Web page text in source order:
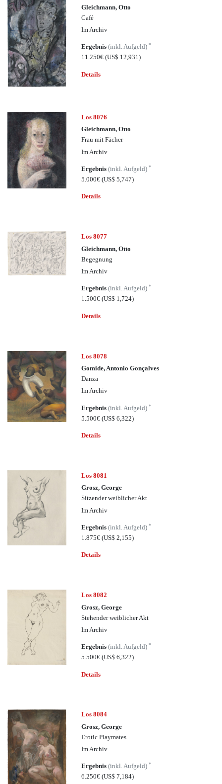
Gleichmann, Otto
Café
Im Archiv
Ergebnis(inkl. Aufgeld)*
11.250€(US$ 12,931)
Details
Los 8076
Gleichmann, Otto
Frau mit Fächer
Im Archiv
Ergebnis(inkl. Aufgeld)*
5.000€(US$ 5,747)
Details
Los 8077
Gleichmann, Otto
Begegnung
Im Archiv
Ergebnis(inkl. Aufgeld)*
1.500€(US$ 1,724)
Details
Los 8078
Gomide, Antonio Gonçalves
Danza
Im Archiv
Ergebnis(inkl. Aufgeld)*
5.500€(US$ 6,322)
Details
Los 8081
Grosz, George
Sitzender weiblicher Akt
Im Archiv
Ergebnis(inkl. Aufgeld)*
1.875€(US$ 2,155)
Details
Los 8082
Grosz, George
Stehender weiblicher Akt
Im Archiv
Ergebnis(inkl. Aufgeld)*
5.500€(US$ 6,322)
Details
Los 8084
Grosz, George
Erotic Playmates
Im Archiv
Ergebnis(inkl. Aufgeld)*
6.250€(US$ 7,184)